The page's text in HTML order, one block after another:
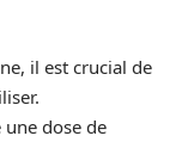
il est crucial de
dose de